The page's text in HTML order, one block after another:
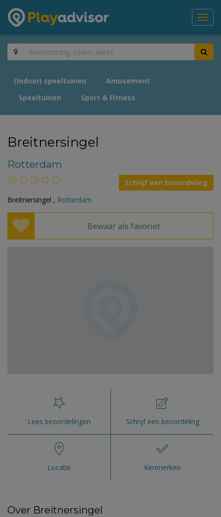
(Indoor) speeltuinen
Amusement
Speeltuinen
Sport & Fitness
Breitnersingel
Rotterdam
Schrijf een beoordeling
Breitnersingel , Rotterdam
Bewaar als favoriet
Lees beoordelingen Schrijf een beoordeling
Locatie Kenmerken
Over Breitnersingel